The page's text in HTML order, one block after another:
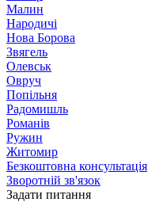
Малин
Народичі
Нова Борова
Звягель
Олевськ
Овруч
Попільня
Радомишль
Романів
Ружин
Житомир
Безкоштовна консультація
Зворотній зв'язок
Задати питання